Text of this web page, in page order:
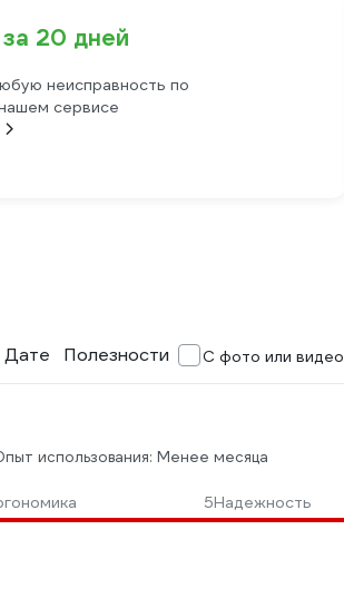
20 дней
неисправность по
сервисе
Дате Полезности С фото или видео
использования: Менее месяца
5Надежность